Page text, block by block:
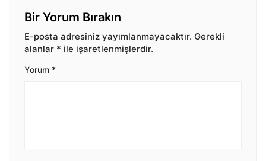
Bir Yorum Bırakın
E-posta adresiniz yayımlanmayacaktır. Gerekli
alanlar * ile işaretlenmişlerdir.
Yorum *